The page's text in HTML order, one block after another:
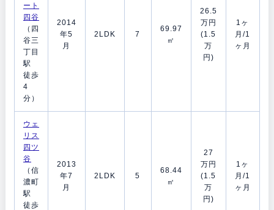
ート
四谷
（四
谷三
丁目
駅
徒歩
4
分）
2014
年5
月
2LDK 7
69.97
㎡
26.5
万円
(1.5
万
円)
1ヶ
月/1
ヶ月
ウェ
リス
四ツ
谷
（信
濃町
駅
徒歩
2013
年7
月
2LDK 5
68.44
㎡
27
万円
(1.5
万
円)
1ヶ
月/1
ヶ月